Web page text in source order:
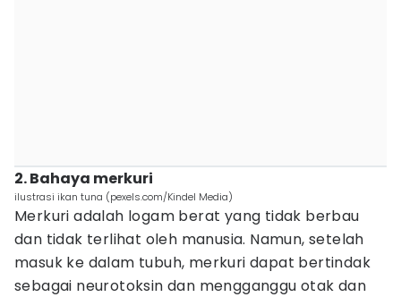
2. Bahaya merkuri
ilustrasi ikan tuna (pexels.com/Kindel Media)
Merkuri adalah logam berat yang tidak berbau
dan tidak terlihat oleh manusia. Namun, setelah
masuk ke dalam tubuh, merkuri dapat bertindak
sebagai neurotoksin dan mengganggu otak dan